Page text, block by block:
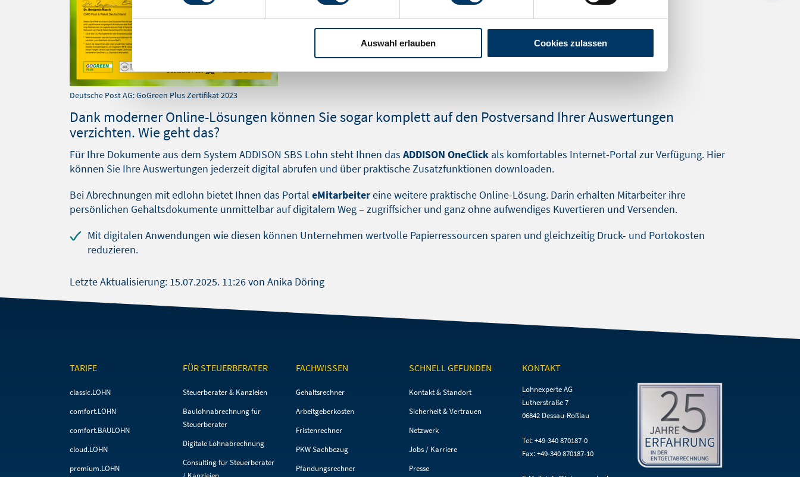
Auswahl erlauben Cookies zulassen
Deutsche Post AG: GoGreen Plus Zertifikat 2023
Dank moderner Online-Lösungen können Sie sogar komplett auf den Postversand Ihrer Auswertungen
verzichten. Wie geht das?
Für Ihre Dokumente aus dem System ADDISON SBS Lohn steht Ihnen das ADDISON OneClick als komfortables Internet-Portal zur Verfügung. Hier
können Sie Ihre Auswertungen jederzeit digital abrufen und über praktische Zusatzfunktionen downloaden.
Bei Abrechnungen mit edlohn bietet Ihnen das Portal eMitarbeitereine weitere praktische Online-Lösung. Darin erhalten Mitarbeiter ihre
persönlichen Gehaltsdokumente unmittelbar auf digitalem Weg – zugriffsicher und ganz ohne aufwendiges Kuvertieren und Versenden.
Mit digitalen Anwendungen wie diesen können Unternehmen wertvolle Papierressourcen sparen und gleichzeitig Druck- und Portokosten
reduzieren.
Letzte Aktualisierung: 15.07.2025. 11:26von Anika Döring
TARIFE
Navigation
classic.LOHN
comfort.LOHN
comfort.BAULOHN
cloud.LOHN
premium.LOHN
FÜR STEUERBERATER
Navigation
Steuerberater & Kanzleien
Baulohnabrechnung für
Steuerberater
Digitale Lohnabrechnung
Consulting für Steuerberater
FACHWISSEN
Navigation
Gehaltsrechner
Arbeitgeberkosten
Fristenrechner
PKW Sachbezug
Pfändungsrechner
SCHNELL GEFUNDEN
Navigation
Kontakt & Standort
Sicherheit & Vertrauen
Netzwerk
Jobs / Karriere
Presse
KONTAKT
Lohnexperte AG
Lutherstraße 7
06842 Dessau-Roßlau
Tel: +49-340 870187-0
Fax: +49-340 870187-10